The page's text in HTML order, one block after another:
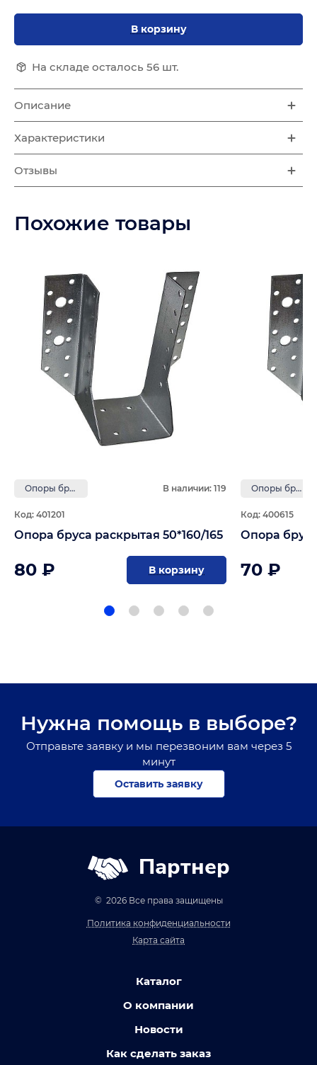
В корзину
На складе осталось 56 шт.
Описание
Характеристики
Отзывы
Похожие товары
Опоры бруса и держатели балки В наличии: 119
Код: 401201
Опора бруса раскрытая 50*160/165
80 ₽ В корзину
Опоры бруса и держатели балки
Код: 400615
Опора
70 ₽
Нужна помощь в выборе?
Отправьте заявку и мы перезвоним вам через 5
минут
Оставить заявку
Партнер
© 2026 Все права защищены
Политика конфиденциальности
Карта сайта
Каталог
О компании
Новости
Как сделать заказ